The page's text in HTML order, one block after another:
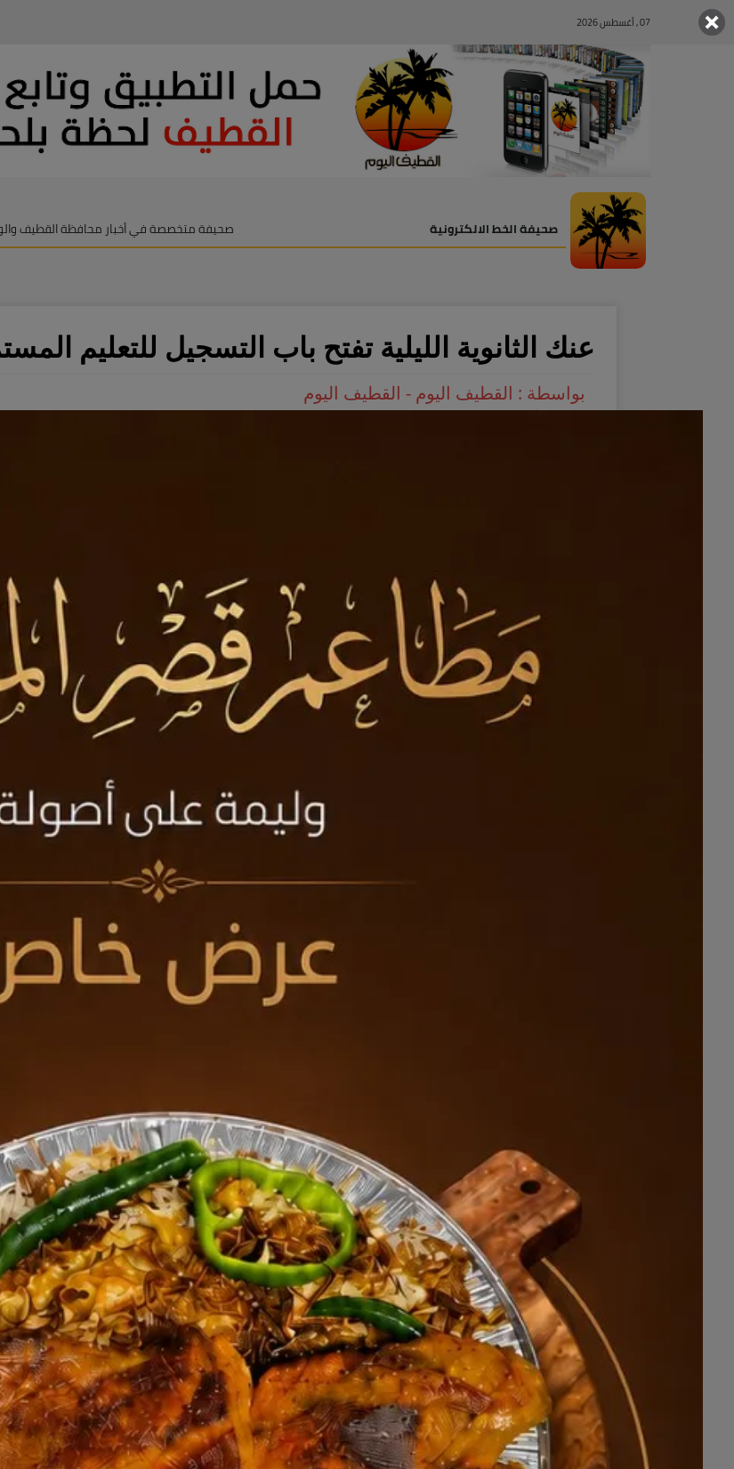
07 , أغسطس 2026
صحيفة الخط الالكترونية صحيفة متخصصة في أخبار محافظة القطيف
عنك الثانوية الليلية تفتح باب التسجيل للتعليم المستمر
بواسطة : القطيف اليوم - القطيف اليوم
وتدعوا الراغبين في التسجيل سرعة التوجه لمقر المدرسة مع إحضار صورة من
تستقبل الطلاب يوميًا من الساعة 5 عصرًا حتى 8 ليلًا في مقر المدرسة.